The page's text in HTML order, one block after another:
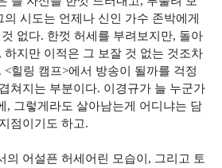
시도는 언제나 신인 가수 존박에게
없다. 한껏 허세를 부려보지만, 돌아
하지만 이적은 그 보잘 것 없는 것조차
<힐링 캠프>에서 방송이 될까를 걱정
쳐지는 부분이다. 이경규가 늘 누군가
, 그렇게라도 살아남는게 어디냐는 담
점이기도 하고.
의 어설픈 허세어린 모습이, 그리고 토